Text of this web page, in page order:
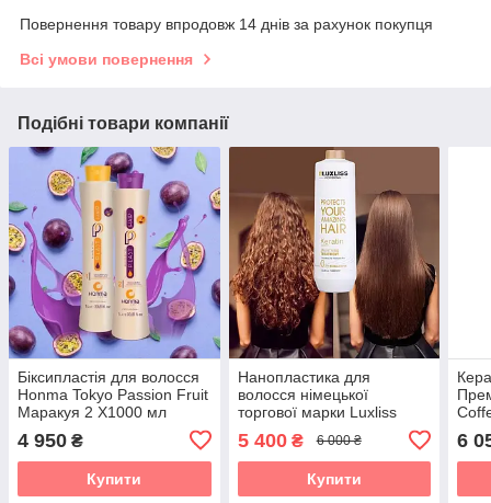
Повернення товару впродовж 14 днів за рахунок покупця
Всі умови повернення
Подібні товари компанії
Біксипластія для волосся
Honma Tokyo Passion Fruit
Маракуя 2 X1000 мл
4 950 ₴
Купити
Нанопластика для
волосся німецької
торгової марки Luxliss
smoothing treatment free
formaldehyde 1000 мл
5 400₴ 6 000 ₴
Купити
6